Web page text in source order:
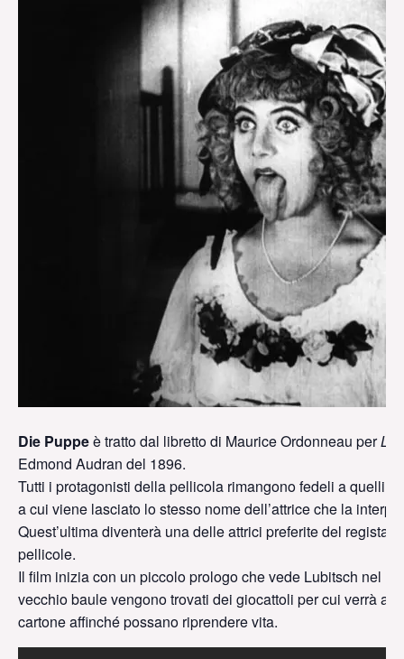
Die Puppeè tratto dal libretto di Maurice Ordonneau perLa
Edmond Audran del 1896.
Tutti i protagonisti della pellicola rimangono fedeli a quelli
a cui viene lasciato lo stesso nome dell’attrice che la
Quest’ultima diventerà una delle attrici preferite del regista
pellicole.
Il film inizia con un piccolo prologo che vede Lubitsch nel
vecchio baule vengono trovati dei giocattoli per cui verrà
cartone affinché possano riprendere vita.